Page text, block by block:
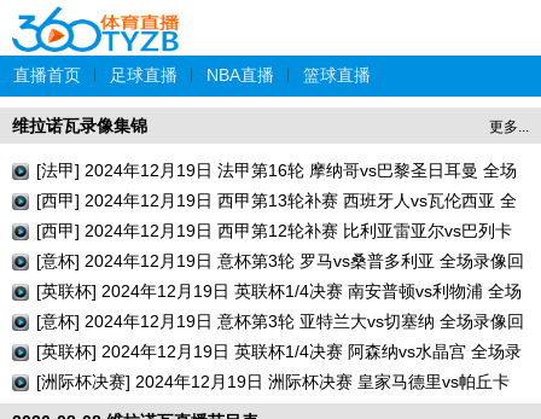
直播首页 足球直播 NBA直播 篮球直播
更多...
维拉诺瓦录像集锦
[法甲] 2024年12月19日 法甲第16轮 摩纳哥vs巴黎圣日耳曼 全场
录像回放
[西甲] 2024年12月19日 西甲第13轮补赛 西班牙人vs瓦伦西亚 全
场录像回放
[西甲] 2024年12月19日 西甲第12轮补赛 比利亚雷亚尔vs巴列卡
诺 全场录像回放
[意杯] 2024年12月19日 意杯第3轮 罗马vs桑普多利亚 全场录像回
放
[英联杯] 2024年12月19日 英联杯1/4决赛 南安普顿vs利物浦 全场
录像回放
[意杯] 2024年12月19日 意杯第3轮 亚特兰大vs切塞纳 全场录像回
放
[英联杯] 2024年12月19日 英联杯1/4决赛 阿森纳vs水晶宫 全场录
像回放
[洲际杯决赛] 2024年12月19日 洲际杯决赛 皇家马德里vs帕丘卡
全场录像回放